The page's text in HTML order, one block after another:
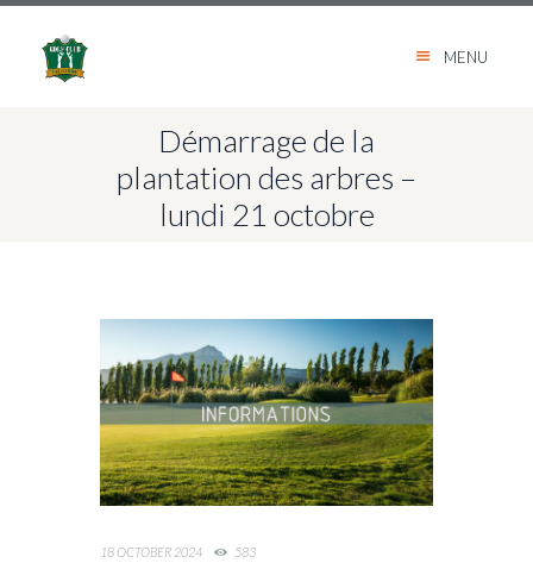
MENU
Démarrage de la
plantation des arbres –
lundi 21 octobre
18 OCTOBER 2024 583